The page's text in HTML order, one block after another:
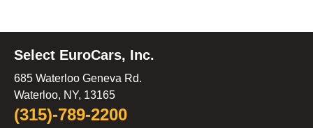
Select EuroCars, Inc.
685 Waterloo Geneva Rd.
Waterloo, NY, 13165
(315)-789-2200